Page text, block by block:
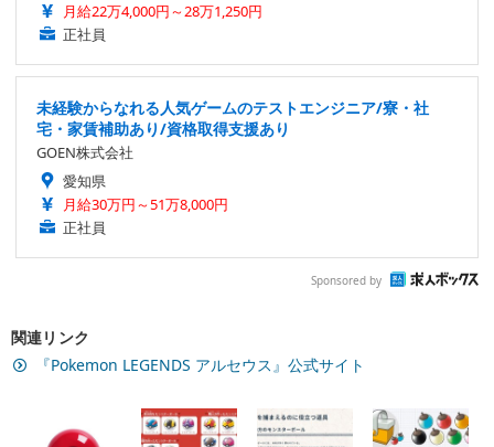
月給22万4,000円～28万1,250円
正社員
未経験からなれる人気ゲームのテストエンジニア/寮・社
宅・家賃補助あり/資格取得支援あり
GOEN株式会社
愛知県
月給30万円～51万8,000円
正社員
Sponsored by
関連リンク
『Pokemon LEGENDS アルセウス』公式サイト